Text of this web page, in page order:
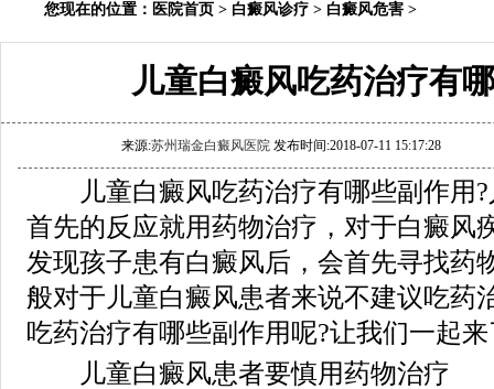
您现在的位置： 医院首页 > 白癜风诊疗 > 白癜风危害 >
儿童白癜风吃药治疗有
来源:苏州瑞金白癜风医院 发布时间:2018-07-11 15:17:28
儿童白癜风吃药治疗有哪些副作用?
首先的反应就用药物治疗，对于白癜风
发现孩子患有白癜风后，会首先寻找药
般对于儿童白癜风患者来说不建议吃药
吃药治疗有哪些副作用呢?让我们一起
儿童白癜风患者要慎用药物治疗